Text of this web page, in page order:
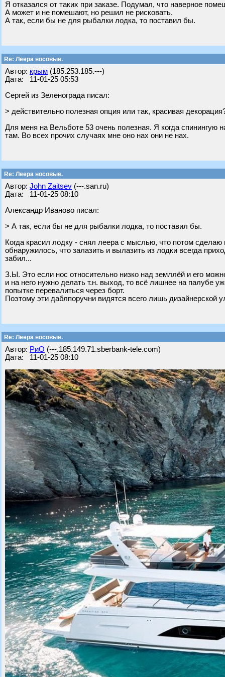
Я отказался от таких при заказе. Подумал, что наверное
А может и не помешают, но решил не рисковать.
А так, если бы не для рыбалки лодка, то поставил бы.
Re: Леера носовые.
Автор: крым (185.253.185.---)
Дата: 11-01-25 05:53
Сергей из Зеленограда писал:
> действительно полезная опция или так, красивая
Для меня на Вельботе 53 очень полезная. Я когда
там. Во всех прочих случаях мне оно нах они не нах.
Re: Леера носовые.
Автор: John Zaitsev (---.san.ru)
Дата: 11-01-25 08:10
Александр Иваново писал:
> А так, если бы не для рыбалки лодка, то поставил бы.
Когда красил лодку - снял леера с мыслью, что потом
обнаружилось, что залазить и вылазить из лодки всегда
забил...
З.Ы. Это если нос относительно низко над земллёй и его
и на него нужно делать т.н. выход, то всё лишнее на палубе
попытке перевалиться через борт.
Поэтому эти даблпоручни видятся всего лишь дизайнерской
Re: Леера носовые.
Автор: РиО (---.185.149.71.sberbank-tele.com)
Дата: 11-01-25 08:10